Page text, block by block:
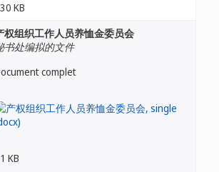
KB
权组织工作人员养恤金委员会
书处编拟的文件
complet
KB